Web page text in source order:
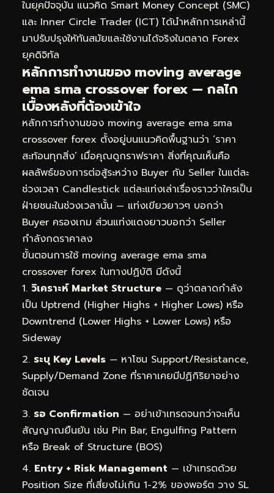
ในยุคปัจจุบัน แนวคิด Smart Money Concept (SMC)
และ Inner Circle Trader (ICT) ได้นำหลักการเหล่านี้
มาปรับปรุงให้ทันสมัยและใช้งานได้จริงในตลาด Forex
ยุคดิจิทัล
หลักการทำงานของ moving average
ema sma crossover forex — กลไก
เบื้องหลังที่ต้องเข้าใจ
หลักการทำงานของ moving average ema sma
crossover forex ตั้งอยู่บนแนวคิดพื้นฐานว่า ‘ราคา
สะท้อนทุกสิ่ง’ เมื่อคุณดูกราฟราคา สิ่งที่คุณเห็นคือ
ผลลัพธ์ของการต่อสู้ระหว่าง Buyer กับ Seller ในแต่ละ
ช่วงเวลา Candlestick แต่ละแท่งเล่าเรื่องราวว่าใครเป็น
ฝ่ายชนะในช่วงเวลานั้น — แท่งเขียวยาวๆ บอกว่า
Buyer ครองเกม ส่วนแท่งแดงยาวบอกว่า Seller
กำลังกดราคาลง
ขั้นตอนการใช้ moving average ema sma
crossover forex ในทางปฏิบัติ มีดังนี้
วิเคราะห์ Market Structure — ดูว่าตลาดกำลัง
เป็น Uptrend (Higher Highs + Higher Lows) หรือ
Downtrend (Lower Highs + Lower Lows) หรือ
Sideway
ระบุ Key Levels — หาโซน Support/Resistance,
Supply/Demand Zone ที่ราคาเคยมีปฏิกิริยาอย่าง
ชัดเจน
รอ Confirmation — อย่าเข้าเทรดจนกว่าจะเห็น
สัญญาณยืนยัน เช่น Pin Bar, Engulfing Pattern
หรือ Break of Structure (BOS)
Entry + Risk Management — เข้าเทรดด้วย
Position Size ที่เสี่ยงไม่เกิน 1-2% ของพอร์ต วาง SL